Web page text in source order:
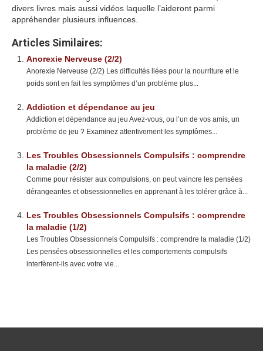
divers livres mais aussi vidéos laquelle l’aideront parmi
appréhender plusieurs influences.
Articles Similaires:
Anorexie Nerveuse (2/2)
Anorexie Nerveuse (2/2) Les difficultés liées pour la nourriture et le
poids sont en fait les symptômes d’un problème plus...
Addiction et dépendance au jeu
Addiction et dépendance au jeu Avez-vous, ou l’un de vos amis, un
problème de jeu ? Examinez attentivement les symptômes...
Les Troubles Obsessionnels Compulsifs : comprendre
la maladie (2/2)
Comme pour résister aux compulsions, on peut vaincre les pensées
dérangeantes et obsessionnelles en apprenant à les tolérer grâce à...
Les Troubles Obsessionnels Compulsifs : comprendre
la maladie (1/2)
Les Troubles Obsessionnels Compulsifs : comprendre la maladie (1/2)
Les pensées obsessionnelles et les comportements compulsifs
interfèrent-ils avec votre vie...